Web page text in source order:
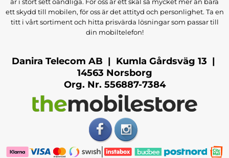
ett skydd till mobilen, för oss är det attityd och personlighet. Ta en
titt i vårt sortiment och hitta prisvärda lösningar som passar till
din mobiltelefon!
Danira Telecom AB | Kumla Gårdsväg 13 |
14563 Norsborg
Org. Nr. 556887-7384